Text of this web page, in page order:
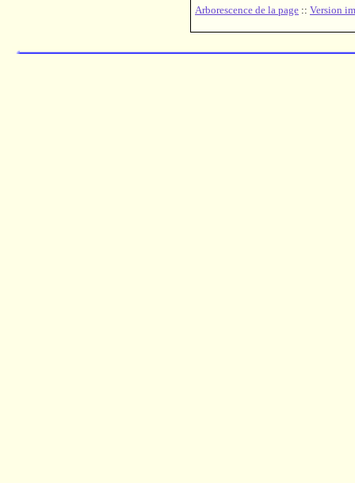
Arborescence de la page :: Version